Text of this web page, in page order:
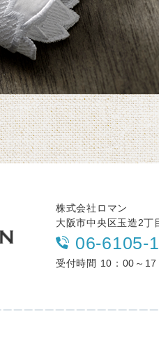
株式会社ロマン
大阪市中央区玉造2丁
06-6105-
受付時間 10：00～